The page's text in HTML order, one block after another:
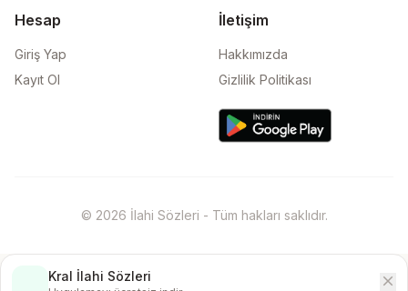
Hesap
Giriş Yap
Kayıt Ol
İletişim
Hakkımızda
Gizlilik Politikası
© 2026 İlahi Sözleri - Tüm hakları saklıdır.
Kral İlahi Sözleri close